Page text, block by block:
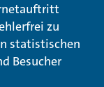
zu
statistischen
Besucher